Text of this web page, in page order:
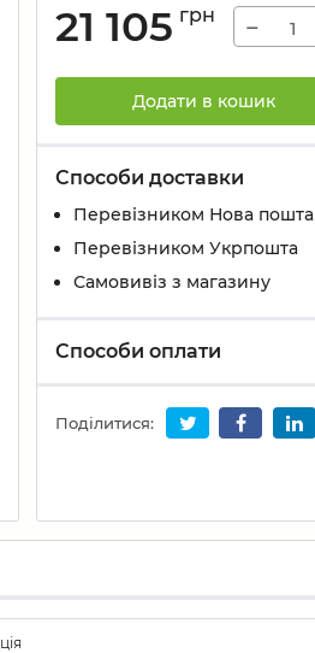
21 105 грн −
Додати в кошик
Способи доставки
Перевізником Нова пошта
Перевізником Укрпошта
Самовивіз з магазину
Способи оплати
Поділитися: